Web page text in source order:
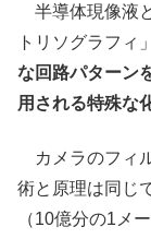
半導体現像液
トリソグラフィ
な回路パターン
用される特殊な
カメラのフィ
術と原理は同じ
（10億分の1メ